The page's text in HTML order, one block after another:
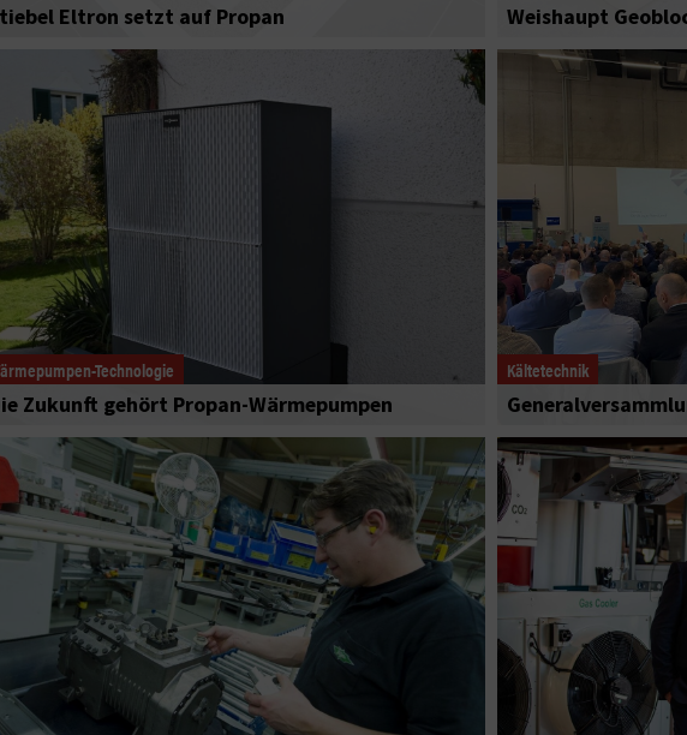
Eltron setzt auf Propan Weishaupt
Technologie
Zukunft gehört Propan-Wärmepumpen
Kältetechnik